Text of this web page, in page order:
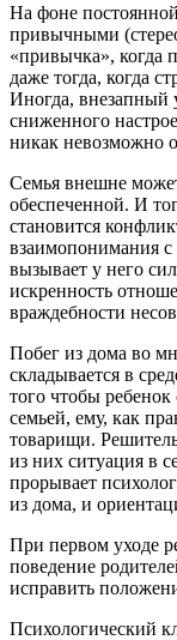
На фоне
привычными
«привычка», когда
даже тогда, когда
Иногда, внезапный
сниженного
никак невозможно
Семья внешне
обеспеченной. И
становится
взаимопонимания с
вызывает у него
искренность
враждебности
Побег из дома во
складывается в
того чтобы ребенок
семьей, ему, как
товарищи.
из них ситуация в
прорывает
из дома, и
При первом уходе
поведение
исправить
Психологический